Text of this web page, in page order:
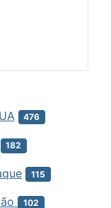
476
182
115
102